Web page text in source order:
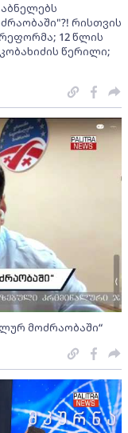
რისთვის
12 წლის
წერილი;
მოძრაობაში“